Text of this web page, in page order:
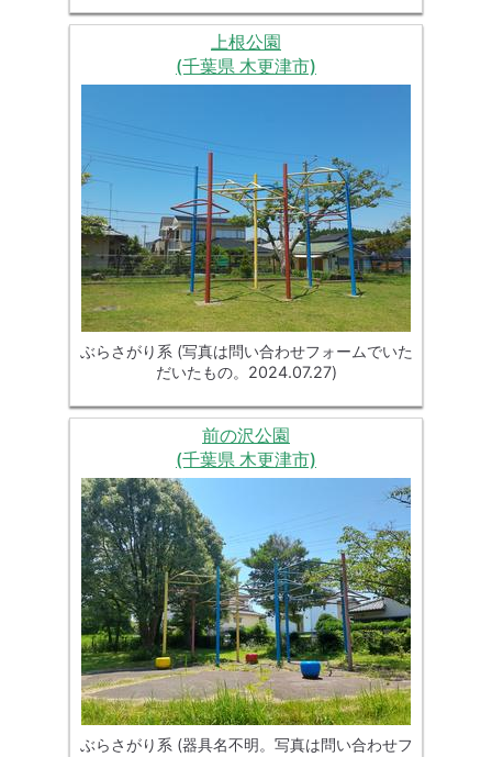
上根公園
(千葉県 木更津市)
ぶらさがり系 (写真は問い合わせフォームでいた
だいたもの。2024.07.27)
前の沢公園
(千葉県 木更津市)
ぶらさがり系 (器具名不明。写真は問い合わせフ